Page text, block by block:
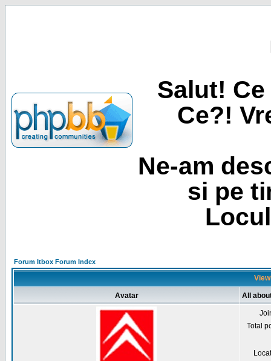
Salut!
Ce?!
Ne-am
si pe
Forum Itbox Forum Index
Avatar All
Total